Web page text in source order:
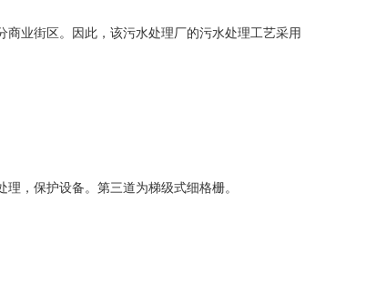
业街区。因此，该污水处理厂的污水处理工艺采用
，保护设备。第三道为梯级式细格栅。